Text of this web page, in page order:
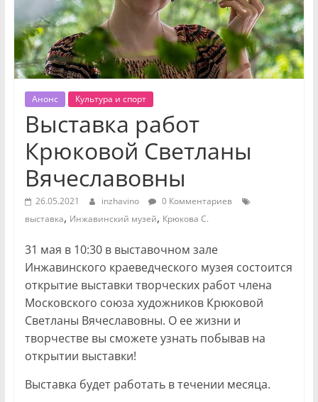
Анонс Культура и спорт
Выставка работ
Крюковой Светланы
Вячеславовны
26.05.2021 inzhavino
0 Комментариев
выставка, Инжавинский музей, Крюкова С.
31 мая в 10:30 в выставочном зале
Инжавинского краеведческого музея состоится
открытие выставки творческих работ члена
Московского союза художников Крюковой
Светланы Вячеславовны. О ее жизни и
творчестве вы сможете узнать побывав на
открытии выставки!
Выставка будет работать в течении месяца.